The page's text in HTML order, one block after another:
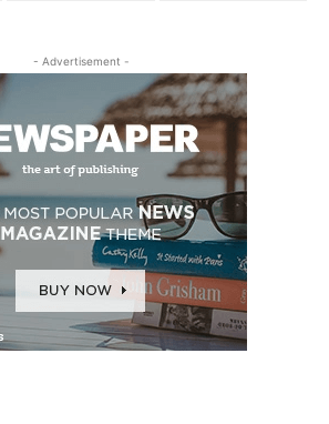
- Advertisement -